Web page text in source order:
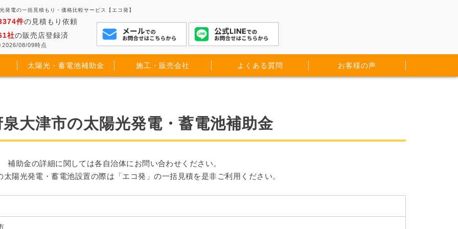
電の一括見積もり・価格比較サービス【エコ発】
件の見積もり依頼
社の販売店登録済
08/09時点
太陽光・蓄電池補助金 施工・販売会社 よくある質問 お客様の声
大津市の太陽光発電・蓄電池補助金
補助金の詳細に関しては各自治体にお問い合わせください。
太陽光発電・蓄電池設置の際は「エコ発」の一括見積を是非ご利用ください。